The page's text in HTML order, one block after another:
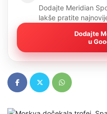
Dodajte Meridian
lakše pratite
Dodajte
u